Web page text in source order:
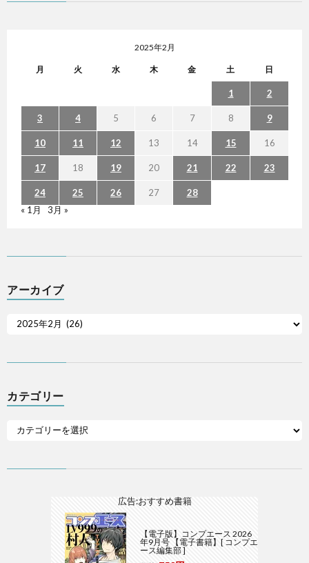
2025年2月
月 火 水 木 金 土 日
1 2
3 4 5 6 7 8 9
10 11 12 13 14 15 16
17 18 19 20 21 22 23
24 25 26 27
28
« 1月
3月 »
アーカイブ
カテゴリー
広告:おすすめ書籍
【電子版】コンプエース 2026
年9月号 【電子書籍】[ コンプエ
ース編集部 ]